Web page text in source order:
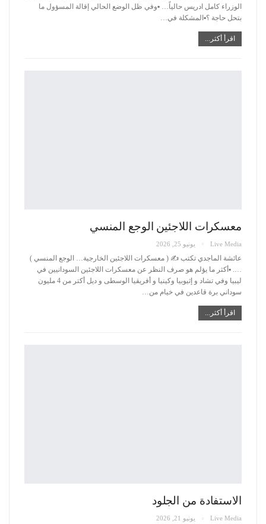
الوزراء كامل ادريس حالياً… ▪️وفي ظل الوضع الحالي إقالة المسؤول ما
بتحل حاجة ؟▪️المشكلة في
اقرأ أكثر...
معسكرات اللاجئين الوجع المنسي
Live Media يونيو 25, 2026
عائشة الماجدي تكتب ✍️ ( معسكرات اللاجئين الخارجية… الوجع المنسي )
▪️أكثر ما يؤلم هو صرف النظر عن معسكرات اللاجئين السودانيين في
ليبيا وفي تشاد و إثيوبيا وكينيا و أفريقيا الوسطى و ديل أكتر من 4 مليون
سوداني برة قاعدين في خيام من
اقرأ أكثر...
الاستفادة من الجلود
Live Media يونيو 21, 2026